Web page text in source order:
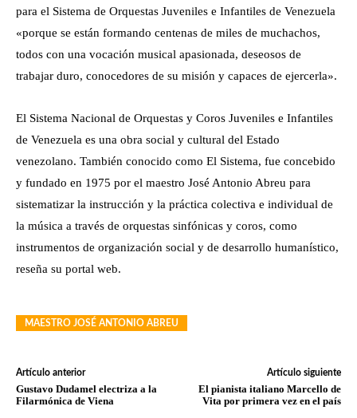
para el Sistema de Orquestas Juveniles e Infantiles de Venezuela
«porque se están formando centenas de miles de muchachos,
todos con una vocación musical apasionada, deseosos de
trabajar duro, conocedores de su misión y capaces de ejercerla».
El Sistema Nacional de Orquestas y Coros Juveniles e Infantiles
de Venezuela es una obra social y cultural del Estado
venezolano. También conocido como El Sistema, fue concebido
y fundado en 1975 por el maestro José Antonio Abreu para
sistematizar la instrucción y la práctica colectiva e individual de
la música a través de orquestas sinfónicas y coros, como
instrumentos de organización social y de desarrollo humanístico,
reseña su portal web.
MAESTRO JOSÉ ANTONIO ABREU
Artículo anterior
Gustavo Dudamel electriza a la
Filarmónica de Viena
Artículo siguiente
El pianista italiano Marcello de
Vita por primera vez en el país